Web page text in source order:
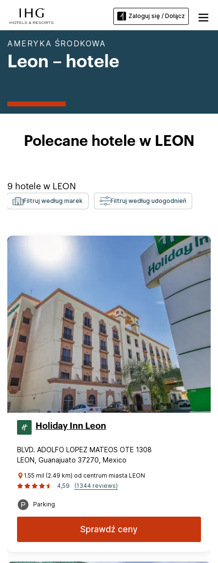
Zaloguj się / Dołącz
AMERYKA ŚRODKOWA
Leon – hotele
Polecane hotele w LEON
9 hotele w LEON
Filtruj według marek Filtruj według udogodnień
Holiday Inn Leon
BLVD. ADOLFO LOPEZ MATEOS OTE 1308
LEON, Guanajuato 37270, Mexico
1.55 mil (2.49 km) od centrum miasta LEON
4,59
(1344 reviews)
Parking
Sprawdź ceny